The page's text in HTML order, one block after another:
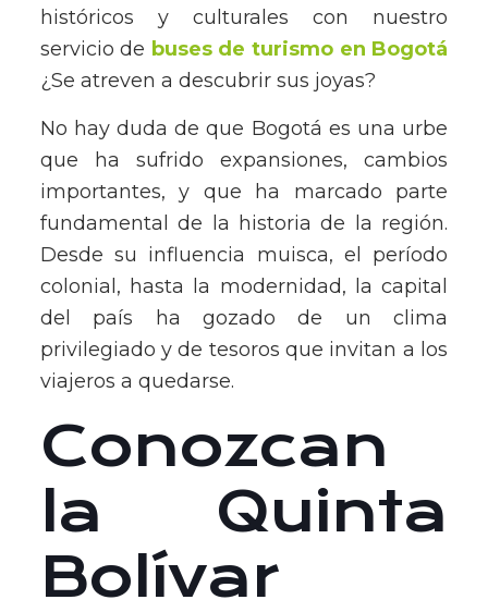
históricos y culturales con nuestro
servicio de buses de turismo en Bogotá
¿Se atreven a descubrir sus joyas?
No hay duda de que Bogotá es una urbe
que ha sufrido expansiones, cambios
importantes, y que ha marcado parte
fundamental de la historia de la región.
Desde su influencia muisca, el período
colonial, hasta la modernidad, la capital
del país ha gozado de un clima
privilegiado y de tesoros que invitan a los
viajeros a quedarse.
Conozcan
la Quinta
Bolívar